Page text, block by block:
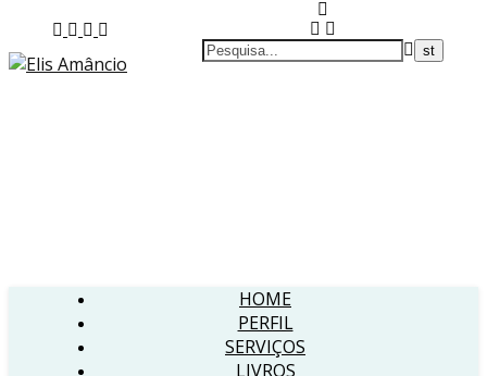
HOME
PERFIL
SERVIÇOS
LIVROS